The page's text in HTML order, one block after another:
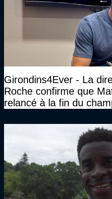
Girondins4Ever - La
Roche confirme que
relancé à la fin du